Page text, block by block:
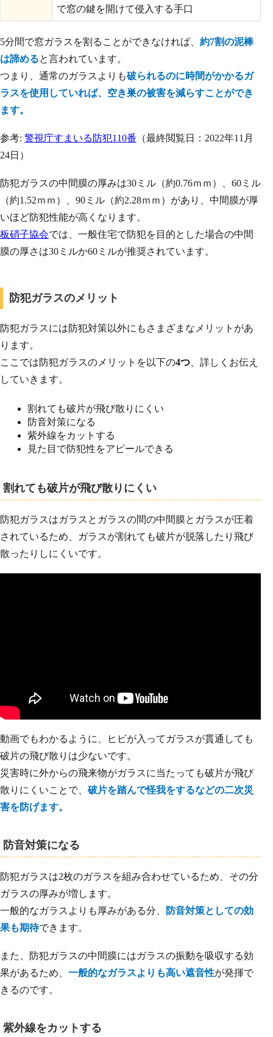
で窓の鍵を開けて侵入する手口
5分間で窓ガラスを割ることができなければ、 約7割の泥棒
は諦めると言われています。
つまり、通常のガラスよりも破られるのに時間がかかるガ
ラスを使用していれば、空き巣の被害を減らすことができ
ます。
参考: 警視庁すまいる防犯110番 （最終閲覧日：2022年11月
24日）
防犯ガラスの中間膜の厚みは30ミル（約0.76ｍｍ）、60ミル
（約1.52ｍｍ）、90ミル（約2.28ｍｍ）があり、中間膜が厚
いほど防犯性能が高くなります。
板硝子協会では、一般住宅で防犯を目的とした場合の中間
膜の厚さは30ミルか60ミルが推奨されています。
防犯ガラスのメリット
防犯ガラスには防犯対策以外にもさまざまなメリットがあ
ります。
ここでは防犯ガラスのメリットを以下の4つ 、詳しくお伝え
していきます。
割れても破片が飛び散りにくい
防音対策になる
紫外線をカットする
見た目で防犯性をアピールできる
割れても破片が飛び散りにくい
防犯ガラスはガラスとガラスの間の中間膜とガラスが圧着
されているため、ガラスが割れても破片が脱落したり飛び
散ったりしにくいです。
動画でもわかるように、ヒビが入ってガラスが貫通しても
破片の飛び散りは少ないです。
災害時に外からの飛来物がガラスに当たっても破片が飛び
散りにくいことで、 破片を踏んで怪我をするなどの二次災
害を防げます。
防音対策になる
防犯ガラスは2枚のガラスを組み合わせているため、その分
ガラスの厚みが増します。
一般的なガラスよりも厚みがある分、
防音対策としての効
果も期待できます。
また、防犯ガラスの中間膜にはガラスの振動を吸収する効
果があるため、 一般的なガラスよりも高い遮音性が発揮で
きるのです。
紫外線をカットする